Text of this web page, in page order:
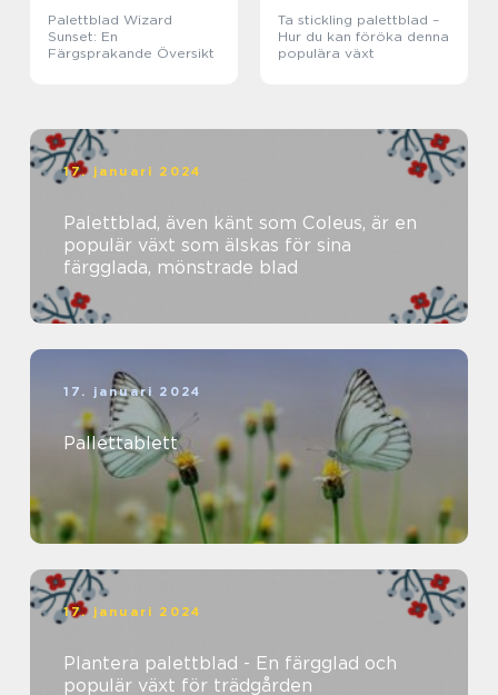
Palettblad Wizard
Sunset: En
Färgsprakande Översikt
Ta stickling palettblad –
Hur du kan föröka denna
populära växt
17. januari 2024
Palettblad, även känt som Coleus, är en
populär växt som älskas för sina
färgglada, mönstrade blad
17. januari 2024
Pallettablett
17. januari 2024
Plantera palettblad - En färgglad och
populär växt för trädgården